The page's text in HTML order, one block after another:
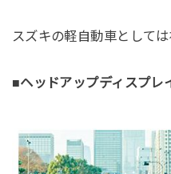
スズキの軽自動車として
■ヘッドアップディスプレ